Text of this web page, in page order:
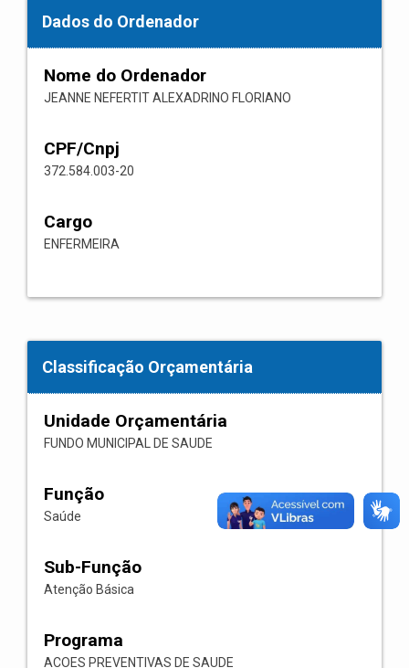
Dados do Ordenador
Nome do Ordenador
JEANNE NEFERTIT ALEXADRINO FLORIANO
CPF/Cnpj
372.584.003-20
Cargo
ENFERMEIRA
Classificação Orçamentária
Unidade Orçamentária
FUNDO MUNICIPAL DE SAUDE
Função
Saúde
Sub-Função
Atenção Básica
Programa
ACOES PREVENTIVAS DE SAUDE